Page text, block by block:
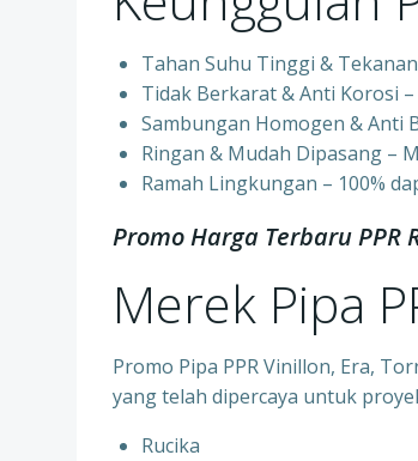
Tahan Suhu Tinggi &
⁠Tidak Berkarat & Anti Korosi
⁠Sambungan Homogen & Anti
⁠Ringan & Mudah Dipasang –
⁠Ramah Lingkungan – 100%
Promo Harga Terbaru PPR
Merek Pipa
Promo Pipa PPR Vinillon, Era,
yang telah dipercaya untuk
Rucika